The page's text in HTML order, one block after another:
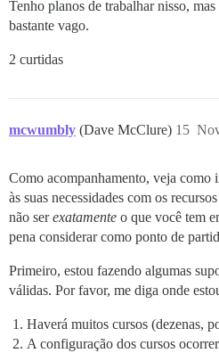
Tenho planos de trabalhar nisso,
bastante vago.
2 curtidas
mcwumbly (Dave McClure) 15
Como acompanhamento, veja como
às suas necessidades com os
não serexatamente o que você tem
pena considerar como ponto de
Primeiro, estou fazendo algumas
válidas. Por favor, me diga onde
Haverá muitos cursos (dezenas,
A configuração dos cursos